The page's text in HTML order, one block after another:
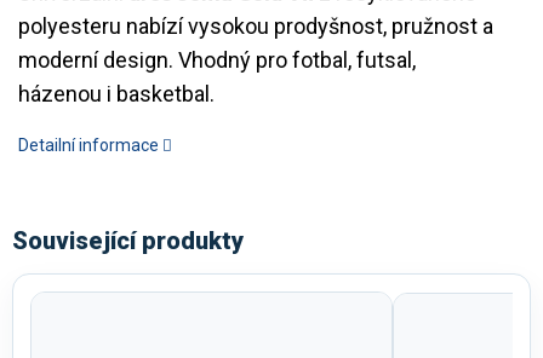
polyesteru nabízí vysokou prodyšnost, pružnost a
moderní design. Vhodný pro fotbal, futsal,
házenou i basketbal.
Detailní informace
Související produkty